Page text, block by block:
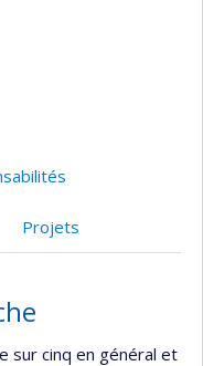
Projets
sur cinq en général et